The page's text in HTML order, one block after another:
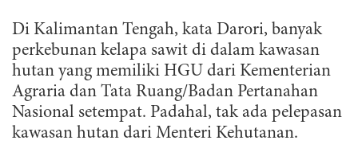
Di Kalimantan Tengah, kata Darori, banyak
perkebunan kelapa sawit di dalam kawasan
hutan yang memiliki HGU dari Kementerian
Agraria dan Tata Ruang/Badan Pertanahan
Nasional setempat. Padahal, tak ada pelepasan
kawasan hutan dari Menteri Kehutanan.